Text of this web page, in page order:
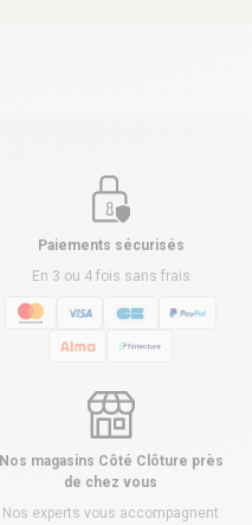
Paiements sécurisés
En 3 ou 4 fois sans frais
Nos magasins Côté Clôture près
de chez vous
Nos experts vous accompagnent